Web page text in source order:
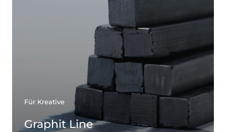
Für Kreative
Graphit Line